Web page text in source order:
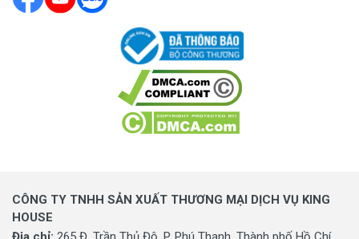
CÔNG TY TNHH SẢN XUẤT THƯƠNG MẠI DỊCH VỤ KING
HOUSE